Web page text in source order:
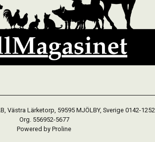
Västra Lärketorp, 59595 MJÖLBY, Sverige 0142-
Org. 556952-5677
Powered by Proline